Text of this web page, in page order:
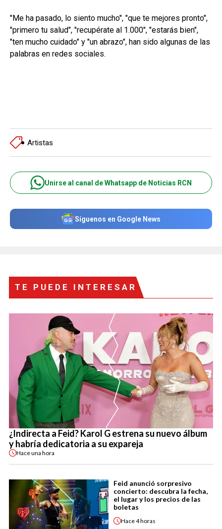
"Me ha pasado, lo siento mucho", "que te mejores pronto",
"primero tu salud", "recupérate al 1.000", "estarás bien",
"ten mucho cuidado" y "un abrazo", han sido algunas de las
palabras en redes sociales.
Artistas
Unirse al canal de Whatsapp de Noticias RCN
Síguenos en Google News
TE PUEDE INTERESAR
¿Indirecta a Feid? Karol G estrena su nuevo álbum
y habría dedicatoria a su expareja
Haceuna hora
Feid anunció sorpresivo
concierto: descubra la fecha,
el lugar y los precios de las
boletas
Hace4 horas